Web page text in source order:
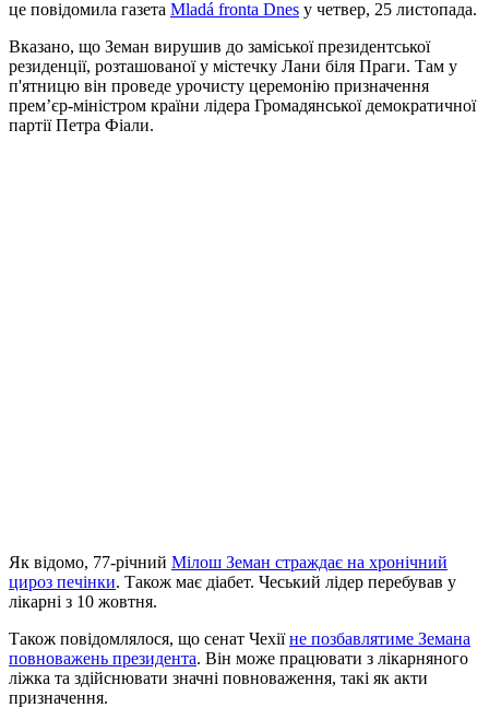
це повідомила газета Mladá fronta Dnes у четвер, 25 листопада.
Вказано, що Земан вирушив до заміської президентської
резиденції, розташованої у містечку Лани біля Праги. Там у
п'ятницю він проведе урочисту церемонію призначення
прем’єр-міністром країни лідера Громадянської демократичної
партії Петра Фіали.
Як відомо, 77-річний Мілош Земан страждає на хронічний
цироз печінки. Також має діабет. Чеський лідер перебував у
лікарні з 10 жовтня.
Також повідомлялося, що сенат Чехіїне позбавлятиме Земана
повноважень президента. Він може працювати з лікарняного
ліжка та здійснювати значні повноваження, такі як акти
призначення.